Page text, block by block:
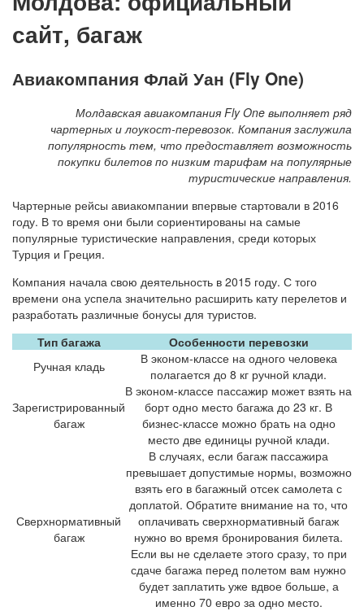
сайт, багаж
Авиакомпания Флай Уан (Fly One)
Молдавская авиакомпания Fly One выполняет ряд
чартерных и лоукост-перевозок. Компания заслужила
популярность тем, что предоставляет возможность
покупки билетов по низким тарифам на популярные
туристические направления.
Чартерные рейсы авиакомпании впервые стартовали в 2016
году. В то время они были сориентированы на самые
популярные туристические направления, среди которых
Турция и Греция.
Компания начала свою деятельность в 2015 году. С того
времени она успела значительно расширить кату перелетов и
разработать различные бонусы для туристов.
Тип багажа
Особенности перевозки
Ручная кладь
В эконом-классе на одного человека
полагается до 8 кг ручной клади.
Зарегистрированный
багаж
В эконом-классе пассажир может взять на
борт одно место багажа до 23 кг. В
бизнес-классе можно брать на одно
место две единицы ручной клади.
Сверхнормативный
багаж
В случаях, если багаж пассажира
превышает допустимые нормы, возможно
взять его в багажный отсек самолета с
доплатой. Обратите внимание на то, что
оплачивать сверхнормативный багаж
нужно во время бронирования билета.
Если вы не сделаете этого сразу, то при
сдаче багажа перед полетом вам нужно
будет заплатить уже вдвое больше, а
именно 70 евро за одно место.